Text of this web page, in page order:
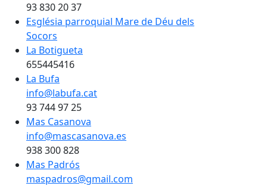
93 830 20 37
Església parroquial Mare de Déu dels
Socors
La Botigueta
655445416
La Bufa
info@labufa.cat
93 744 97 25
Mas Casanova
info@mascasanova.es
938 300 828
Mas Padrós
maspadros@gmail.com